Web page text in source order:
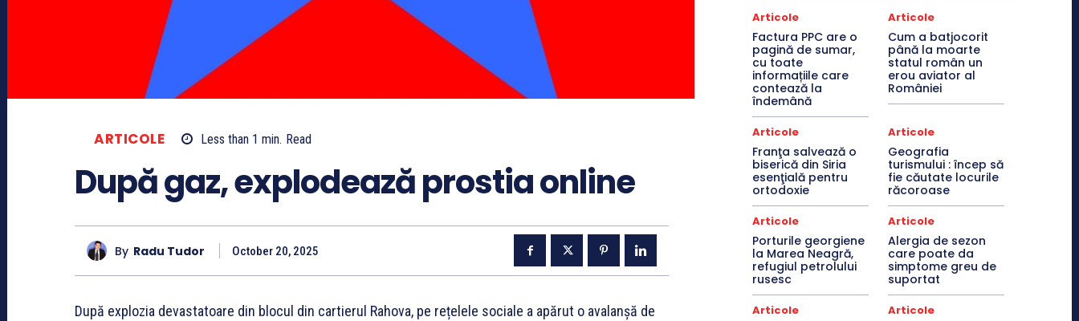
ARTICOLE Less than 1 min. Read
După gaz, explodează prostia online
By Radu Tudor October 20, 2025
După explozia devastatoare din blocul din cartierul Rahova, pe rețelele sociale a apărut o avalanșă de
Articole
Factura PPC are o
pagină de sumar,
cu toate
informațiile care
contează la
îndemână
Articole
Cum a batjocorit
până la moarte
statul român un
erou aviator al
României
Articole
Franţa salvează o
biserică din Siria
esenţială pentru
ortodoxie
Articole
Geografia
turismului : încep să
fie căutate locurile
răcoroase
Articole
Porturile georgiene
la Marea Neagră,
refugiul petrolului
rusesc
Articole
Alergia de sezon
care poate da
simptome greu de
suportat
Articole Articole